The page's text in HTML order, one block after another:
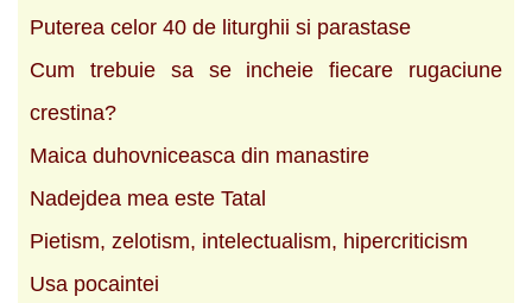
Puterea celor 40 de liturghii si parastase
Cum trebuie sa se incheie fiecare rugaciune
crestina?
Maica duhovniceasca din manastire
Nadejdea mea este Tatal
Pietism, zelotism, intelectualism, hipercriticism
Usa pocaintei